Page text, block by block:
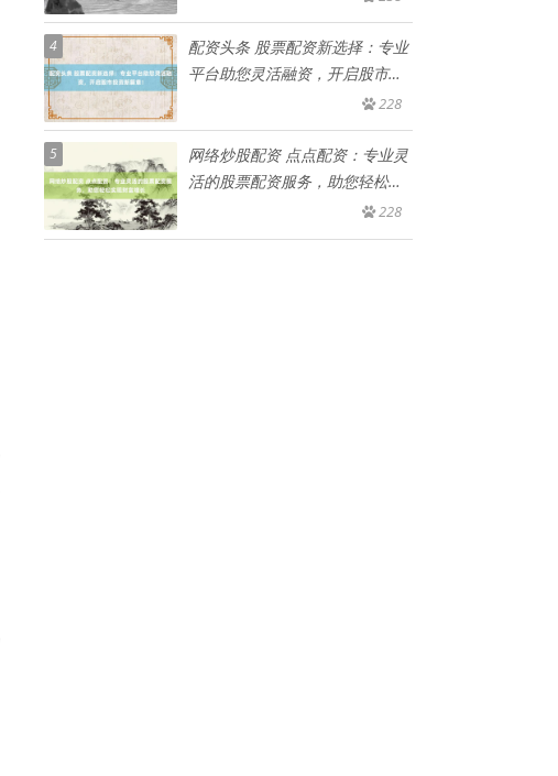
4
配资头条 股票配资新选择：专业
平台助您灵活融资，开启股市投
228
5
网络炒股配资 点点配资：专业灵
活的股票配资服务，助您轻松实
228